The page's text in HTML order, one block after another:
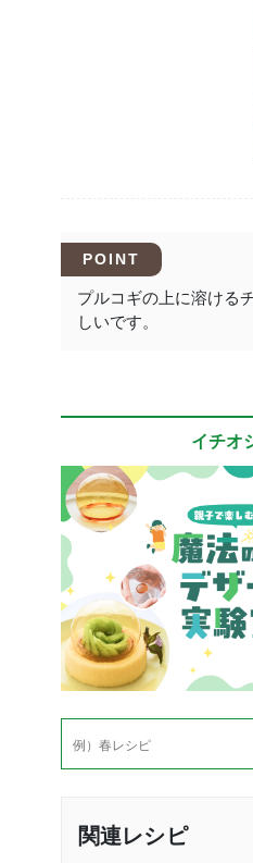
POINT
プルコギの上に溶ける
しいです。
イチオ
検
索
関連レシピ